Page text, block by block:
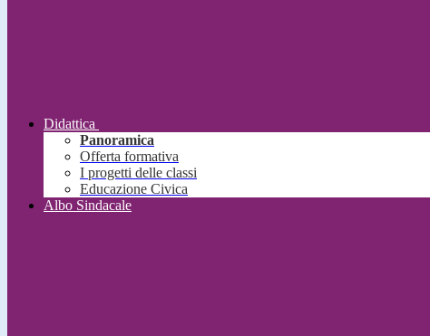
Didattica
Panoramica
Offerta formativa
I progetti delle classi
Educazione Civica
Albo Sindacale